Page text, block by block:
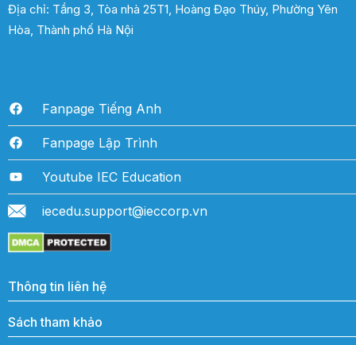
Địa chỉ: Tầng 3, Tòa nhà 25T1, Hoàng Đạo Thúy, Phường Yên
Hòa, Thành phố Hà Nội
Fanpage Tiếng Anh
Fanpage Lập Trình
Youtube IEC Education
iecedu.support@ieccorp.vn
Thông tin liên hệ
Sách tham khảo